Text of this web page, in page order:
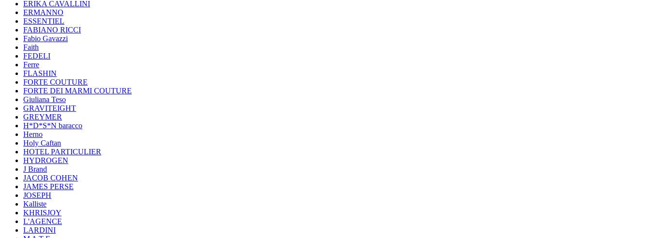
ERIKA CAVALLINI
ERMANNO
ESSENTIEL
FABIANO RICCI
Fabio Gavazzi
Faith
FEDELI
Ferre
FLASHIN
FORTE COUTURE
FORTE DEI MARMI COUTURE
Giuliana Teso
GRAVITEIGHT
GREYMER
H*D*S*N baracco
Herno
Holy Caftan
HOTEL PARTICULIER
HYDROGEN
J Brand
JACOB COHEN
JAMES PERSE
JOSEPH
Kalliste
KHRISJOY
L'AGENCE
LARDINI